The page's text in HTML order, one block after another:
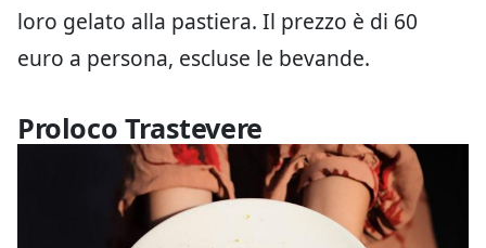
loro gelato alla pastiera. Il prezzo è di 60
euro a persona, escluse le bevande.
Proloco Trastevere